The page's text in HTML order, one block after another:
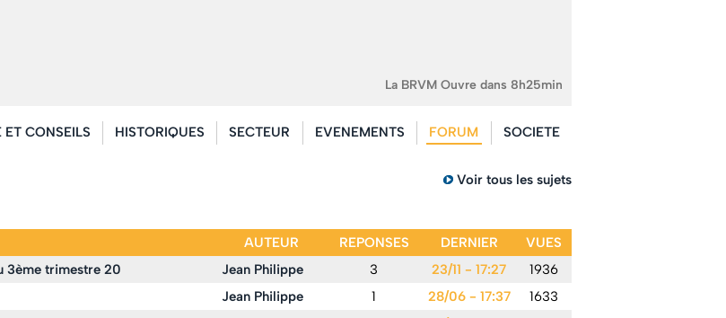
La BRVM Ouvre dans 8h25min
ET CONSEILS HISTORIQUES SECTEUR EVENEMENTS FORUM SOCIETE
Voir tous les sujets
AUTEUR REPONSES DERNIER
VUES
3ème trimestre 20
Jean Philippe 3 23/11 - 17:27
1936
Jean Philippe 1 28/06 - 17:37
1633